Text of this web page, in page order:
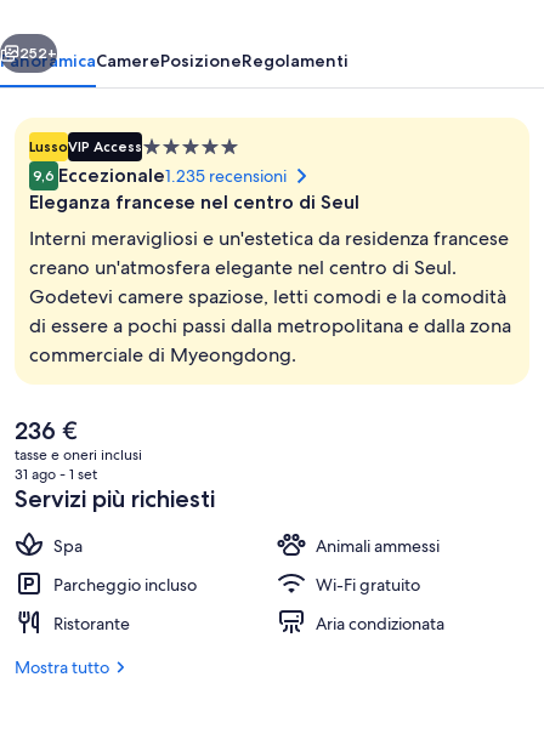
Seoul
Myeongdong
Esterni
Avanti
252+
PanoramicaCamerePosizioneRegolamenti
LussoVIP AccessStruttura
a
5.0
9,6 Eccezionale1.235 recensioni
Eleganza francese nel centro di Seul
Interni meravigliosi e un'estetica da residenza francese
creano un'atmosfera elegante nel centro di Seul.
Godetevi camere spaziose, letti comodi e la comodità
di essere a pochi passi dalla metropolitana e dalla zona
commerciale di Myeongdong.
Il
prezzo
attuale
è
236 €
236 €
tasse e oneri inclusi
31 ago - 1 set
Servizi più richiesti
Spa
Animali ammessi
Parcheggio incluso
Wi-Fi gratuito
Ristorante
Aria condizionata
Mostra tutto